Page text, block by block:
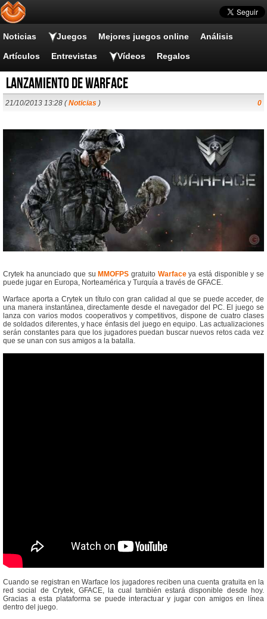
Noticias Juegos Mejores juegos online Análisis
Artículos Entrevistas Vídeos Regalos
Lanzamiento de Warface
21/10/2013 13:28 (Noticias ) 0
Crytek ha anunciado que su MMOFPS gratuito Warfaceya está disponible y se
puede jugar en Europa, Norteamérica y Turquía a través de GFACE.
Warface aporta a Crytek un título con gran calidad al que se puede acceder, de
una manera instantánea, directamente desde el navegador del PC. El juego se
lanza con varios modos cooperativos y competitivos, dispone de cuatro clases
de soldados diferentes, y hace énfasis del juego en equipo. Las actualizaciones
serán constantes para que los jugadores puedan buscar nuevos retos cada vez
que se unan con sus amigos a la batalla.
Cuando se registran en Warface los jugadores reciben una cuenta gratuita en la
red social de Crytek, GFACE, la cual también estará disponible desde hoy.
Gracias a esta plataforma se puede interactuar y jugar con amigos en línea
dentro del juego.